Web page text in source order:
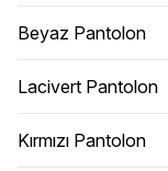
Beyaz Pantolon
Lacivert Pantolon
Kırmızı Pantolon